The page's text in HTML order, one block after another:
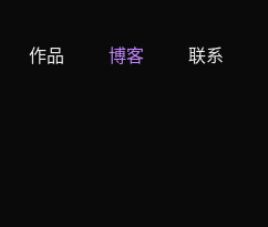
作品 博客 联系